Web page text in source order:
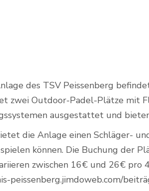
des TSV Peissenberg
zwei Outdoor-Padel-Plätze mit
ausgestattet und
die Anlage einen Schläger-
können. Die Buchung der
zwischen 16€ und 26€
peissenberg.jimdoweb.com/